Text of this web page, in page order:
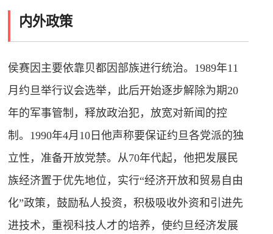
内外政策
侯赛因主要依靠贝都因部族进行统治。1989年11
月约旦举行议会选举，此后开始逐步解除为期20
年的军事管制，释放政治犯，放宽对新闻的控
制。1990年4月10日他声称要保证约旦各党派的独
立性，准备开放党禁。从70年代起，他把发展民
族经济置于优先地位，实行“经济开放和贸易自由
化”政策，鼓励私人投资，积极吸收外资和引进先
进技术，重视科技人才的培养，使约旦经济发展